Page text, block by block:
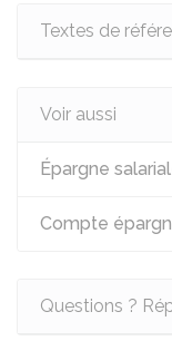
Textes de
Voir aussi
Épargne
Compte
Questions ?